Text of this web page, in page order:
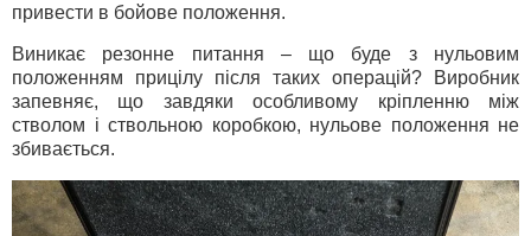
привести в бойове положення.
Виникає резонне питання – що буде з нульовим
положенням прицілу після таких операцій? Виробник
запевняє, що завдяки особливому кріпленню між
стволом і ствольною коробкою, нульове положення не
збивається.